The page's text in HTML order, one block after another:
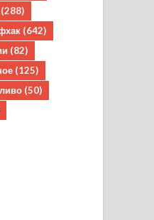
(288)
(642)
(82)
(125)
(50)